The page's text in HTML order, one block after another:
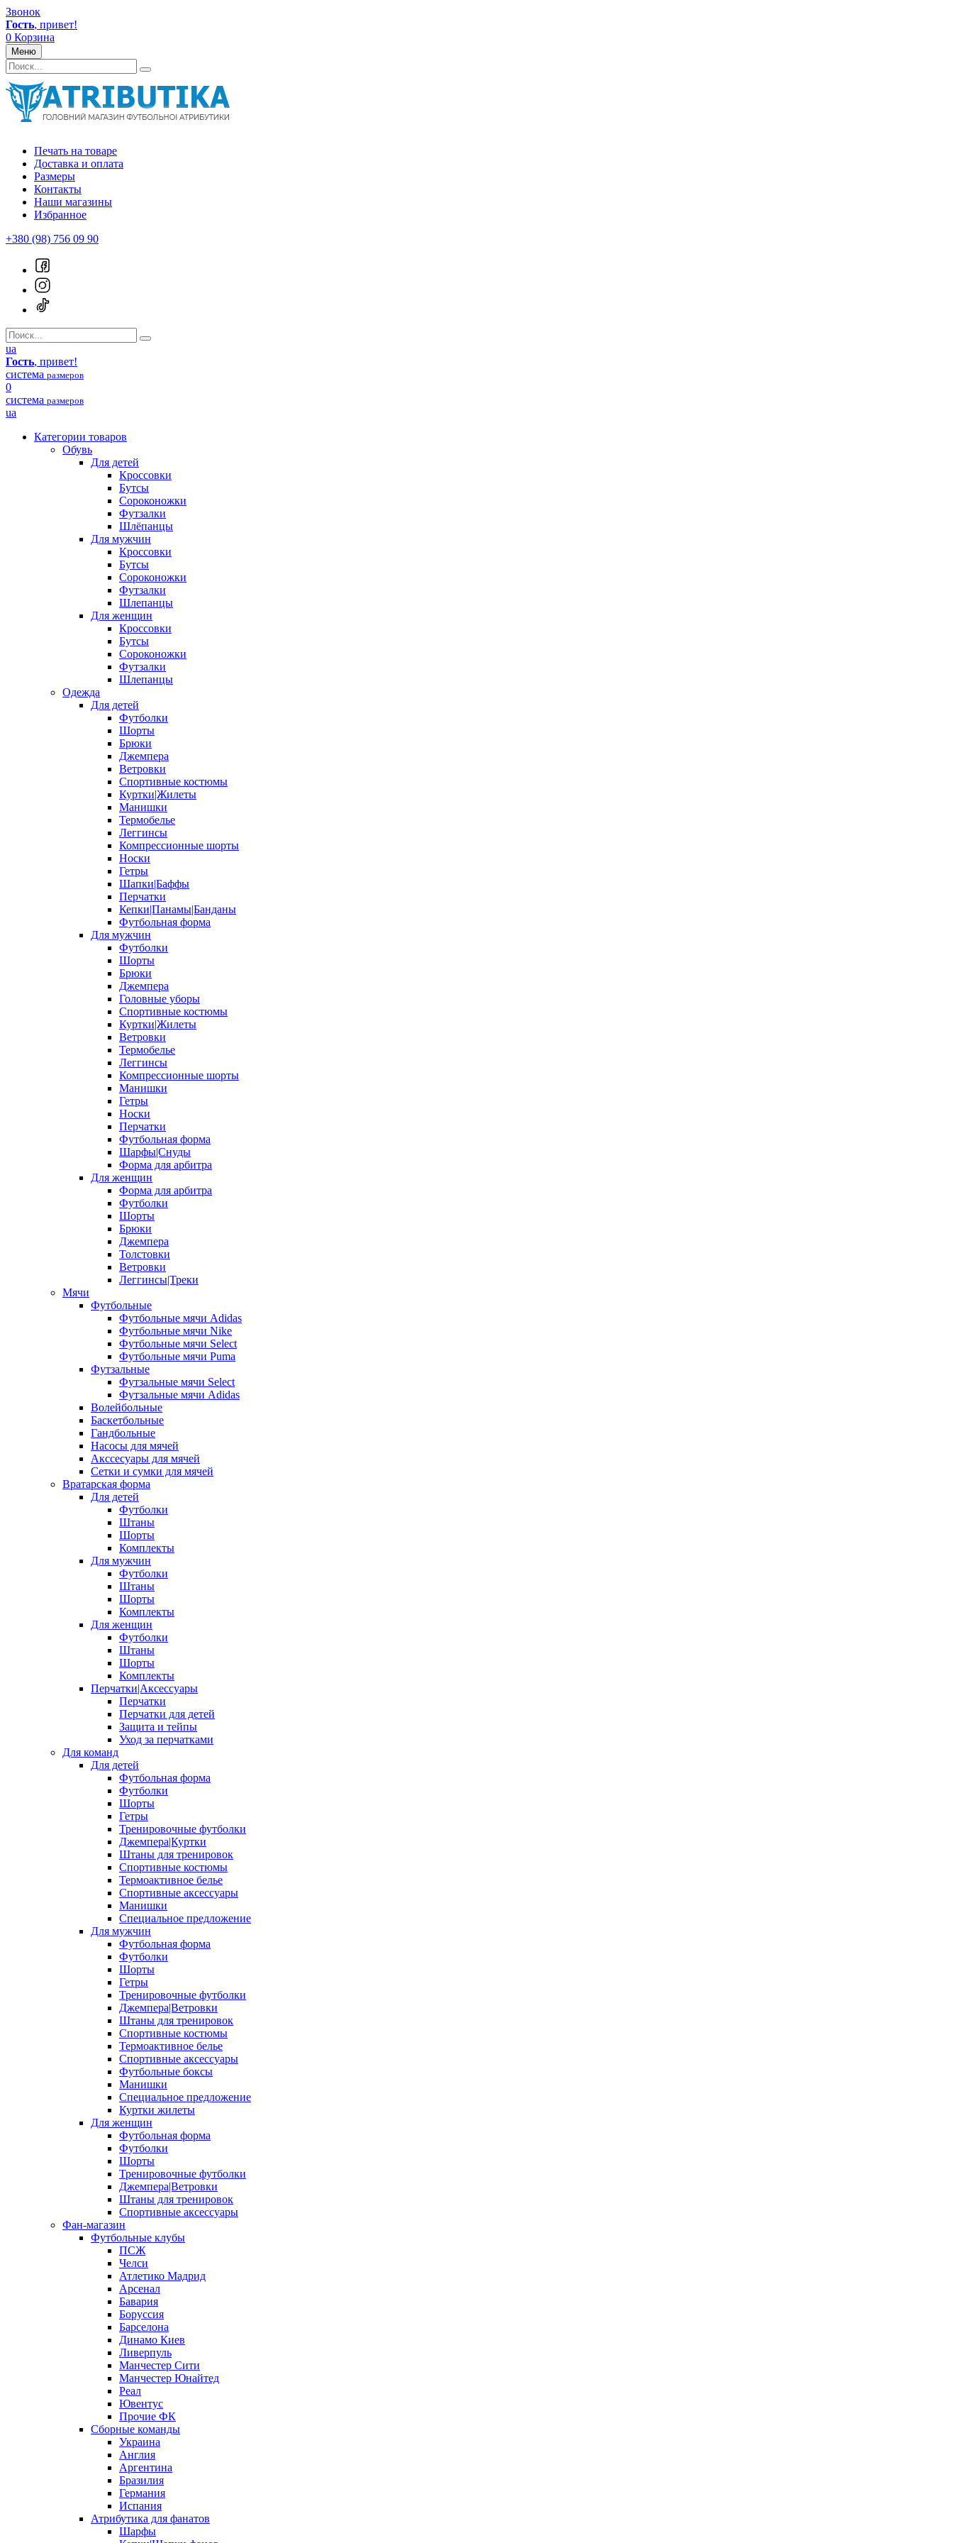
Звонок
Гость, привет!
0 Корзина
Меню
Печать на товаре
Доставка и оплата
Размеры
Контакты
Наши магазины
Избранное
+380 (98) 756 09 90
ua
Гость, привет!
система размеров
0
система размеров
ua
Категории товаров
Обувь
Для детей
Кроссовки
Бутсы
Сороконожки
Футзалки
Шлёпанцы
Для мужчин
Кроссовки
Бутсы
Сороконожки
Футзалки
Шлепанцы
Для женщин
Кроссовки
Бутсы
Сороконожки
Футзалки
Шлепанцы
Одежда
Для детей
Футболки
Шорты
Брюки
Джемпера
Ветровки
Спортивные костюмы
Куртки|Жилеты
Манишки
Термобелье
Леггинсы
Компрессионные шорты
Носки
Гетры
Шапки|Баффы
Перчатки
Кепки|Панамы|Банданы
Футбольная форма
Для мужчин
Футболки
Шорты
Брюки
Джемпера
Головные уборы
Спортивные костюмы
Куртки|Жилеты
Ветровки
Термобелье
Леггинсы
Компрессионные шорты
Манишки
Гетры
Носки
Перчатки
Футбольная форма
Шарфы|Снуды
Форма для арбитра
Для женщин
Форма для арбитра
Футболки
Шорты
Брюки
Джемпера
Толстовки
Ветровки
Леггинсы|Треки
Мячи
Футбольные
Футбольные мячи Adidas
Футбольные мячи Nike
Футбольные мячи Select
Футбольные мячи Puma
Футзальные
Футзальные мячи Select
Футзальные мячи Adidas
Волейбольные
Баскетбольные
Гандбольные
Насосы для мячей
Акссесуары для мячей
Сетки и сумки для мячей
Вратарская форма
Для детей
Футболки
Штаны
Шорты
Комплекты
Для мужчин
Футболки
Штаны
Шорты
Комплекты
Для женщин
Футболки
Штаны
Шорты
Комплекты
Перчатки|Аксессуары
Перчатки
Перчатки для детей
Защита и тейпы
Уход за перчатками
Для команд
Для детей
Футбольная форма
Футболки
Шорты
Гетры
Тренировочные футболки
Джемпера|Куртки
Штаны для тренировок
Спортивные костюмы
Термоактивное белье
Спортивные аксессуары
Манишки
Специальное предложение
Для мужчин
Футбольная форма
Футболки
Шорты
Гетры
Тренировочные футболки
Джемпера|Ветровки
Штаны для тренировок
Спортивные костюмы
Термоактивное белье
Спортивные аксессуары
Футбольные боксы
Манишки
Специальное предложение
Куртки жилеты
Для женщин
Футбольная форма
Футболки
Шорты
Тренировочные футболки
Джемпера|Ветровки
Штаны для тренировок
Спортивные аксессуары
Фан-магазин
Футбольные клубы
ПСЖ
Челси
Атлетико Мадрид
Арсенал
Бавария
Боруссия
Барселона
Динамо Киев
Ливерпуль
Манчестер Сити
Манчестер Юнайтед
Реал
Ювентус
Прочие ФК
Сборные команды
Украина
Англия
Аргентина
Бразилия
Германия
Испания
Атрибутика для фанатов
Шарфы